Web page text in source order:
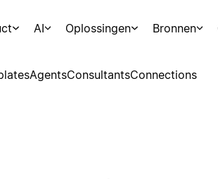
AI Oplossingen Bronnen
AgentsConsultantsConnections